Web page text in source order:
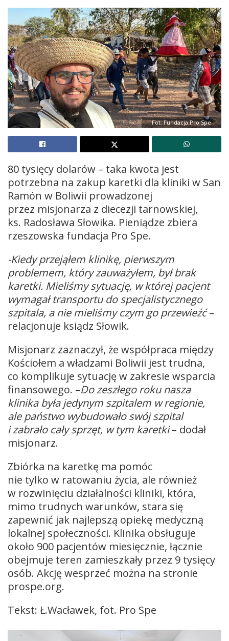
Fot. Fundacja Pro Spe
80 tysięcy dolarów – taka kwota jest
potrzebna na zakup karetki dla kliniki w San
Ramón w Boliwii prowadzonej
przez misjonarza z diecezji tarnowskiej,
ks. Radosława Słowika. Pieniądze zbiera
rzeszowska fundacja Pro Spe.
-Kiedy przejąłem klinikę, pierwszym
problemem, który zauważyłem, był brak
karetki. Mieliśmy sytuację, w której pacjent
wymagał transportu do specjalistycznego
szpitala, a nie mieliśmy czym go przewieźć–
relacjonuje ksiądz Słowik.
Misjonarz zaznaczył, że współpraca między
Kościołem a władzami Boliwii jest trudna,
co komplikuje sytuację w zakresie wsparcia
finansowego. –Do zeszłego roku nasza
klinika była jedynym szpitalem w regionie,
ale państwo wybudowało swój szpital
i zabrało cały sprzęt, w tym karetki– dodał
misjonarz.
Zbiórka na karetkę ma pomóc
nie tylko w ratowaniu życia, ale również
w rozwinięciu działalności kliniki, która,
mimo trudnych warunków, stara się
zapewnić jak najlepszą opiekę medyczną
lokalnej społeczności. Klinika obsługuje
około 900 pacjentów miesięcznie, łącznie
obejmuje teren zamieszkały przez 9 tysięcy
osób. Akcję wesprzeć można na stronie
prospe.org.
Tekst: Ł.Wacławek, fot. Pro Spe